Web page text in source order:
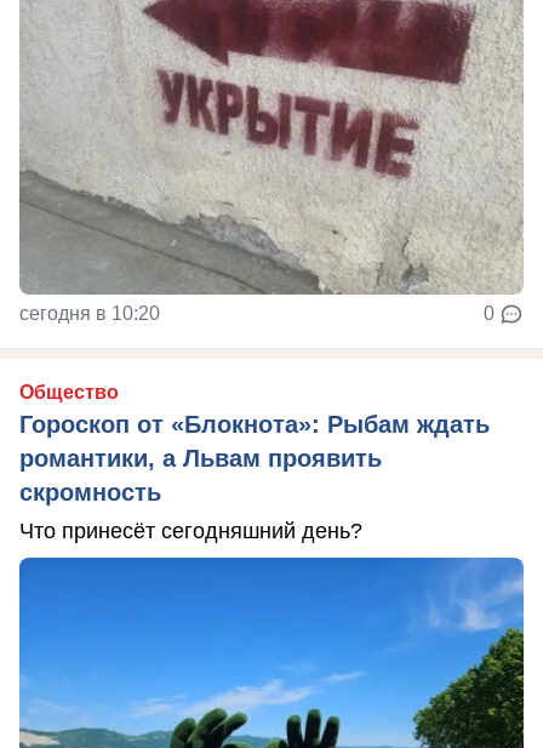
сегодня в 10:20 0
Общество
Гороскоп от «Блокнота»: Рыбам ждать
романтики, а Львам проявить
скромность
Что принесёт сегодняшний день?